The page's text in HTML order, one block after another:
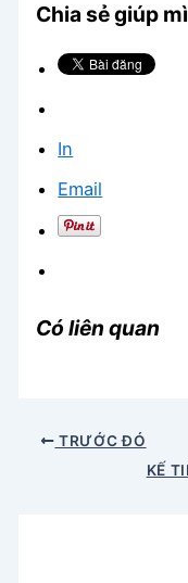
Chia sẻ giúp
In
Email
Có liên quan
TRƯỚC ĐÓ
KẾ